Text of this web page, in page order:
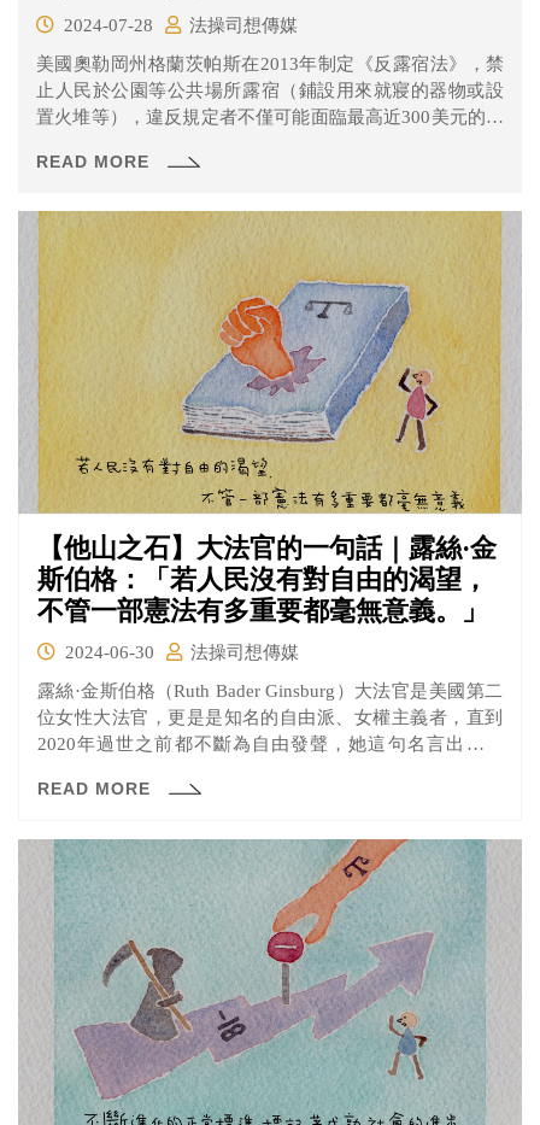
2024-07-28
法操司想傳媒
美國奧勒岡州格蘭茨帕斯在2013年制定《反露宿法》，禁
止人民於公園等公共場所露宿（鋪設用來就寢的器物或設
置火堆等），違反規定者不僅可能面臨最高近300美元的罰
明顯是針對遊民問題而設計，也因為直接將遊民身分定義
開出超過500次的罰單。
READ MORE
【他山之石】大法官的一句話｜露絲·金
斯伯格：「若人民沒有對自由的渴望，
不管一部憲法有多重要都毫無意義。」
2024-06-30
法操司想傳媒
露絲·金斯伯格（Ruth Bader Ginsburg）大法官是美國第二
位女性大法官，更是是知名的自由派、女權主義者，直到
2020年過世之前都不斷為自由發聲，她這句名言出自於
達了憲法與人民追求自由之間密不可分的關係。
READ MORE